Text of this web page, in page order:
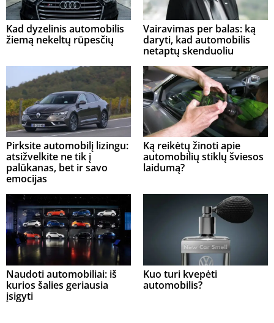
Kad dyzelinis automobilis
žiemą nekeltų rūpesčių
Vairavimas per balas: ką
daryti, kad automobilis
netaptų skenduoliu
Pirksite automobilį lizingu:
atsižvelkite ne tik į
palūkanas, bet ir savo
emocijas
Ką reikėtų žinoti apie
automobilių stiklų šviesos
laidumą?
Naudoti automobiliai: iš
kurios šalies geriausia
įsigyti
Kuo turi kvepėti
automobilis?